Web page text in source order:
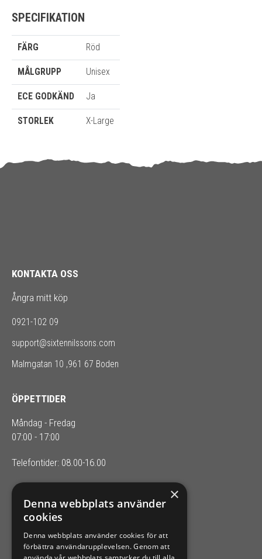
SPECIFIKATION
FÄRG Röd
MÅLGRUPP Unisex
ECE GODKÄND Ja
STORLEK X-Large
KONTAKTA OSS
Ångra mitt köp
0921-102 09
support@sixtennilssons.com
Malmgatan 10 ,961 67 Boden
ÖPPETTIDER
Måndag - Fredag
07:00 - 17:00
Telefontider: 08.00-16.00
SIXTEN NILSSONS
Organisationsnummer 556164-2652
×
Denna webbplats använder
cookies
Denna webbplats använder cookies för att
förbättra användarupplevelsen. Genom att